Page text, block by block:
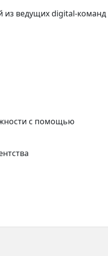
из ведущих digital-команд
с помощью